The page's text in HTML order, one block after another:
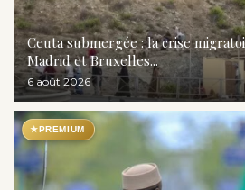
Ceuta submergée : la crise
Madrid et Bruxelles...
6 août 2026
★PREMIUM